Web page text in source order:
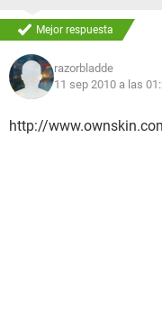
Mejor respuesta
razorbladde
11 sep 2010 a las
http://